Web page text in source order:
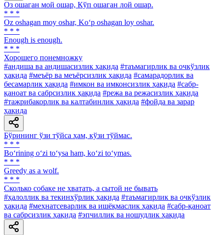
Оз ошаган мой ошар, Кўп ошаган лой ошар.
* * *
Oz oshagan moy oshar, Ko‘p oshagan loy oshar.
* * *
Enough is enough.
* * *
Хорошего понемножку
#андиша ва андишасизлик ҳақида #таъмагирлик ва очкўзлик
ҳақида #меъёр ва меъёрсизлик ҳақида #самарадорлик ва
бесамарлик ҳақида #имкон ва имконсизлик ҳақида #сабр-
қаноат ва сабрсизлик ҳақида #режа ва режасизлик ҳақида
#тажрибакорлик ва калтабинлик ҳақида #фойда ва зарар
ҳақида
Бўрининг ўзи тўйса ҳам, кўзи тўймас.
* * *
Bo‘rining o‘zi to‘ysa ham, ko‘zi to‘ymas.
* * *
Greedy as а wolf.
* * *
Сколько собаке не хватать, а сытой не бывать
#ҳалоллик ва текинхўрлик ҳақида #таъмагирлик ва очкўзлик
ҳақида #меҳнатсеварлик ва ишёқмаслик ҳақида #сабр-қаноат
ва сабрсизлик ҳақида #эпчиллик ва ношудлик ҳақида